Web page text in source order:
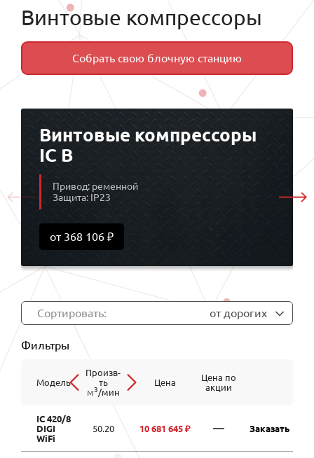
Винтовые компрессоры
Собрать свою блочную станцию
Винтовые компрессоры
IC B
Привод: ременной
Защита: IP23
от 368 106 ₽
Сортировать: от дорогих
Фильтры
Модель
Произв-
ть
м3/мин
Цена
Цена по
акции
IC 420/8
DIGI
WiFi
50.20 10 681 645 ₽ — Заказать